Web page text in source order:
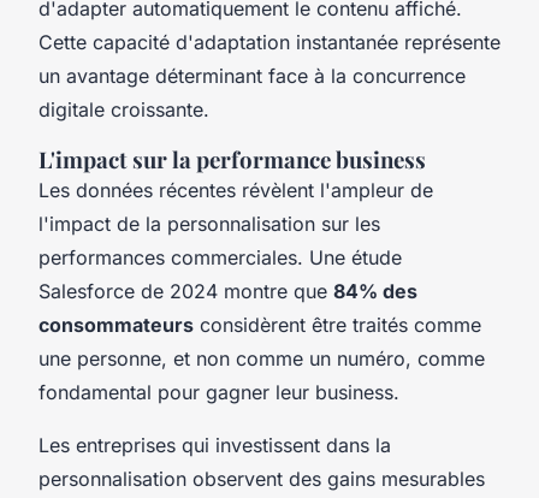
d'adapter automatiquement le contenu affiché.
Cette capacité d'adaptation instantanée représente
un avantage déterminant face à la concurrence
digitale croissante.
L'impact sur la performance business
Les données récentes révèlent l'ampleur de
l'impact de la personnalisation sur les
performances commerciales. Une étude
Salesforce de 2024 montre que 84% des
consommateurs considèrent être traités comme
une personne, et non comme un numéro, comme
fondamental pour gagner leur business.
Les entreprises qui investissent dans la
personnalisation observent des gains mesurables